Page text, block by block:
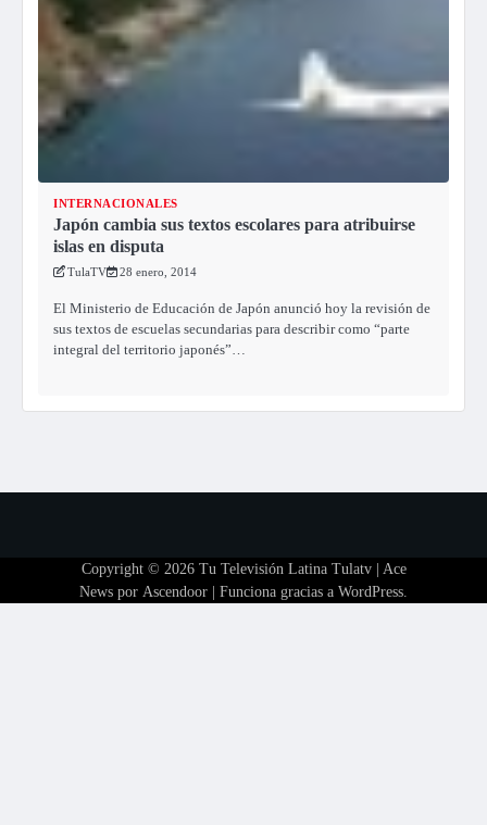
INTERNACIONALES
Japón cambia sus textos escolares para atribuirse
islas en disputa
TulaTV 28 enero, 2014
El Ministerio de Educación de Japón anunció hoy la revisión de
sus textos de escuelas secundarias para describir como “parte
integral del territorio japonés”…
Copyright © 2026 Tu Televisión Latina Tulatv| Ace
News por Ascendoor | Funciona gracias a WordPress.